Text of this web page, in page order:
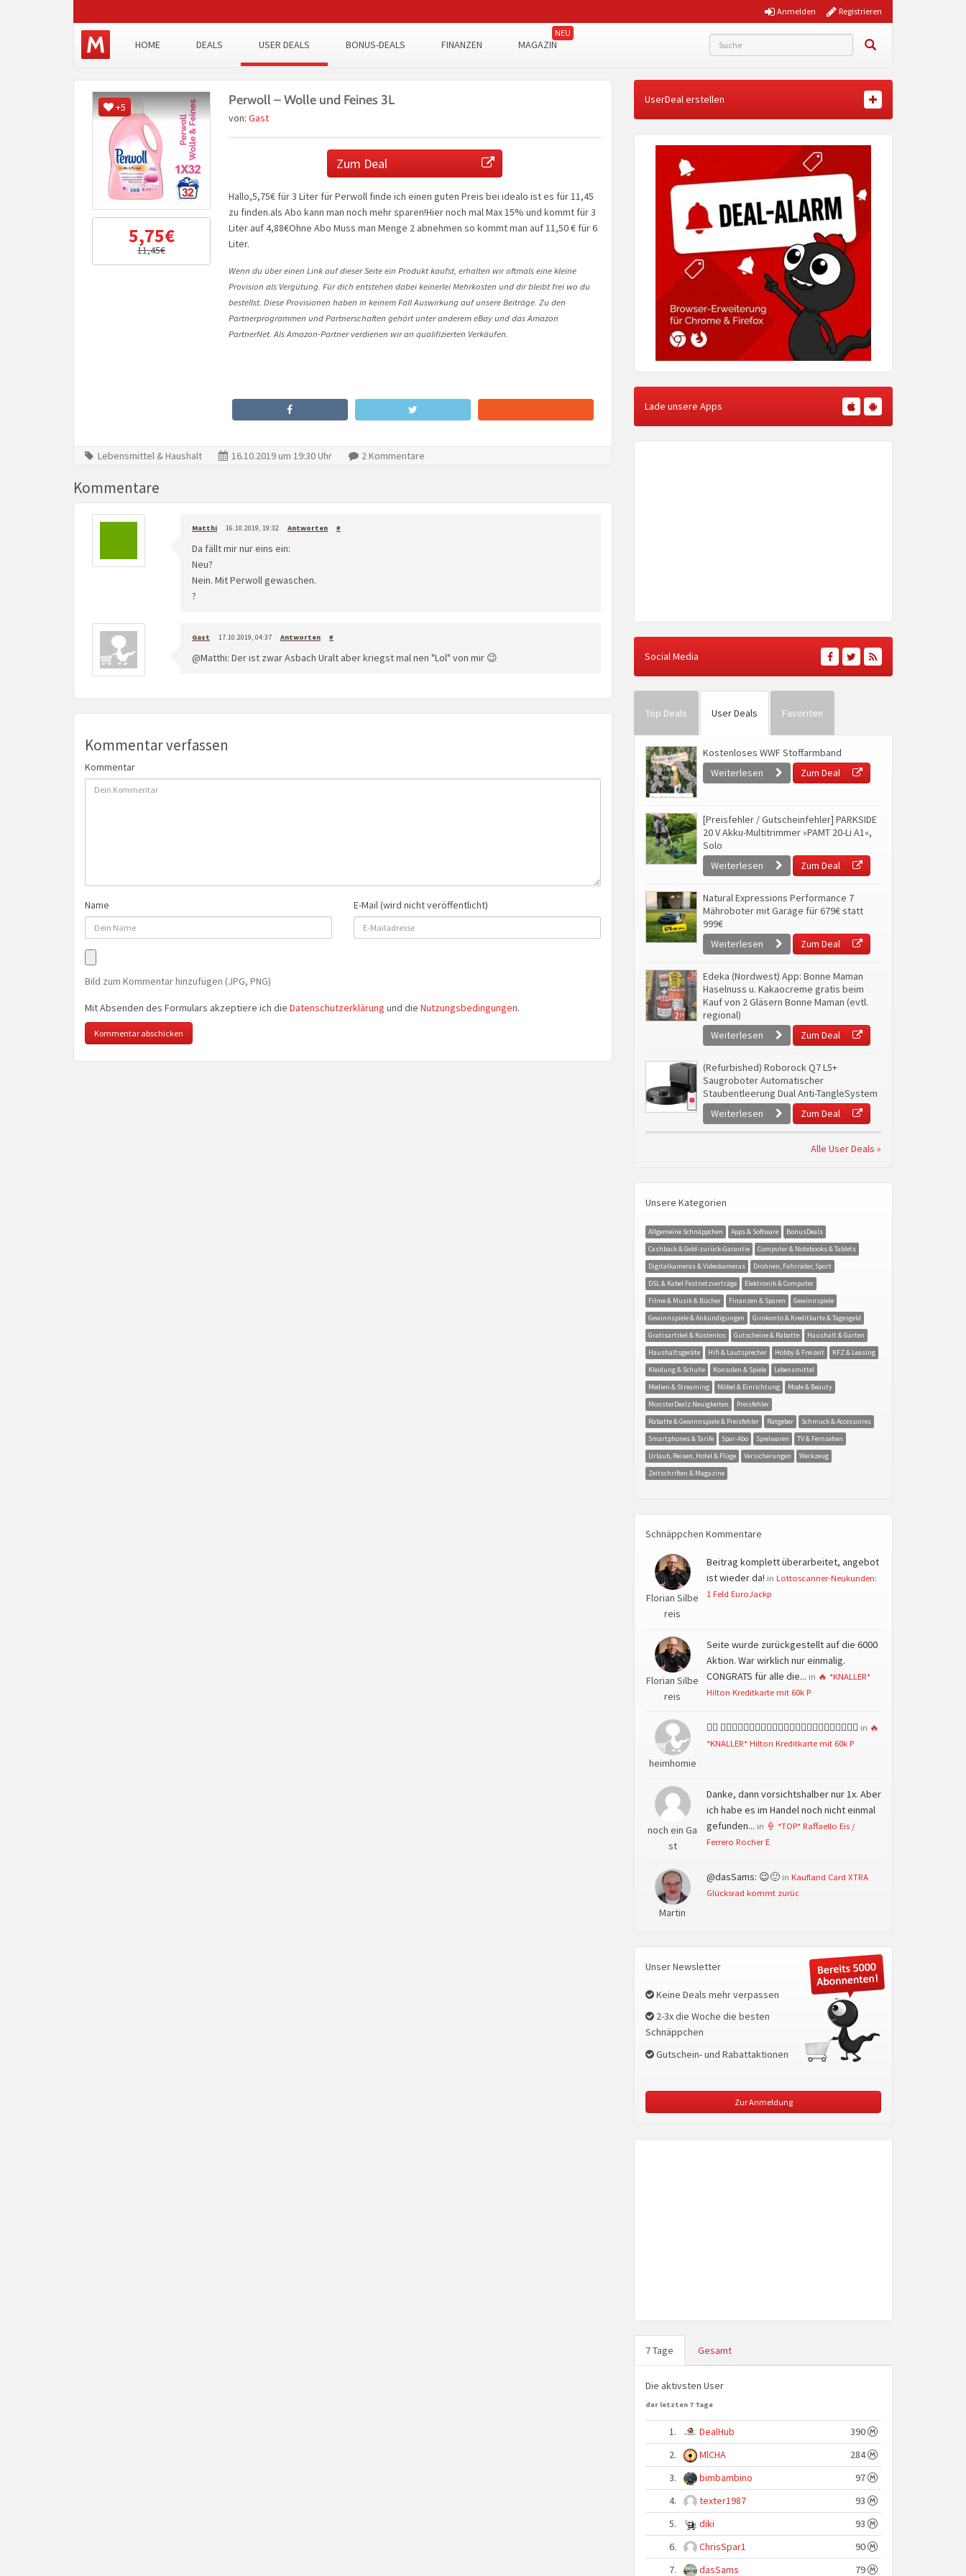
Registrieren
Anmelden
HOME DEALS USER DEALS BONUS-DEALS FINANZEN MAGAZIN
+5
5,75€
11,45€
Perwoll – Wolle und Feines 3L
von: Gast
Zum Deal
Hallo,5,75€ für 3 Liter für Perwoll finde ich einen guten Preis bei idealo ist es für 11,45
zu finden.als Abo kann man noch mehr sparen!Hier noch mal Max 15% und kommt für 3
Liter auf 4,88€Ohne Abo Muss man Menge 2 abnehmen so kommt man auf 11,50 € für 6
Liter.
Wenn du über einen Link auf dieser Seite ein Produkt kaufst, erhalten wir oftmals eine kleine
Provision als Vergütung. Für dich entstehen dabei keinerlei Mehrkosten und dir bleibt frei wo du
bestellst. Diese Provisionen haben in keinem Fall Auswirkung auf unsere Beiträge. Zu den
Partnerprogrammen und Partnerschaften gehört unter anderem eBay und das Amazon
PartnerNet. Als Amazon-Partner verdienen wir an qualifizierten Verkäufen.
Lebensmittel & Haushalt 16.10.2019 um 19:30 Uhr 2 Kommentare
Kommentare
Matthi 16.10.2019, 19:32 Antworten #
Da fällt mir nur eins ein:
Neu?
Nein. Mit Perwoll gewaschen.
?
Gast 17.10.2019, 04:37 Antworten #
@Matthi: Der ist zwar Asbach Uralt aber kriegst mal nen "Lol" von mir 😉
Kommentar verfassen
Kommentar
Name E-Mail (wird nicht veröffentlicht)
Bild zum Kommentar hinzufügen (JPG, PNG)
Mit Absenden des Formulars akzeptiere ich die Datenschutzerklärung und die Nutzungsbedingungen.
UserDeal erstellen
Lade unsere Apps
Social Media
Top Deals User Deals Favoriten
Kostenloses WWF Stoffarmband
Weiterlesen
Zum Deal
[Preisfehler / Gutscheinfehler] PARKSIDE
20 V Akku-Multitrimmer »PAMT 20-Li A1«,
Solo
Weiterlesen
Zum Deal
Natural Expressions Performance 7
Mähroboter mit Garage für 679€ statt
999€
Weiterlesen
Zum Deal
Edeka (Nordwest) App: Bonne Maman
Haselnuss u. Kakaocreme gratis beim
Kauf von 2 Gläsern Bonne Maman (evtl.
regional)
Weiterlesen
Zum Deal
(Refurbished) Roborock Q7 L5+
Saugroboter Automatischer
Staubentleerung Dual Anti-TangleSystem
Weiterlesen
Zum Deal
Alle User Deals »
Unsere Kategorien
Allgemeine Schnäppchen Apps & Software
BonusDeals
Cashback & Geld-zurück-Garantie
Computer & Notebooks & Tablets
Digitalkameras & Videokameras
Drohnen, Fahrräder, Sport
DSL & Kabel Festnetzverträge
Elektronik & Computer
Filme & Musik & Bücher
Finanzen & Sparen
Gewinnspiele
Gewinnspiele & Ankündigungen
Girokonto & Kreditkarte & Tagesgeld
Gratisartikel & Kostenlos
Gutscheine & Rabatte
Haushalt & Garten
Haushaltsgeräte
Hifi & Lautsprecher Hobby & Freizeit
KFZ & Leasing
Kleidung & Schuhe
Konsolen & Spiele
Lebensmittel
Medien & Streaming
Möbel & Einrichtung
Mode & Beauty
MonsterDealz Neuigkeiten
Preisfehler
Rabatte & Gewinnspiele & Preisfehler
Ratgeber
Schmuck & Accessoires
Smartphones & Tarife
Spar-Abo Spielwaren
TV & Fernsehen
Urlaub, Reisen, Hotel & Flüge
Versicherungen
Werkzeug
Zeitschriften & Magazine
Schnäppchen Kommentare
Florian Silbe
reis
Beitrag komplett überarbeitet, angebot
ist wieder da! in Lottoscanner-Neukunden:
1 Feld EuroJackp
Florian Silbe
reis
Seite wurde zurückgestellt auf die 6000
Aktion. War wirklich nur einmalig.
CONGRATS für alle die... in 🔥 *KNALLER*
Hilton Kreditkarte mit 60k P
heimhomie
👍🏻 👍🏻👍🏻👍🏻👍🏻👍🏻👍🏻👍🏻👍🏻👍🏻👍🏻👍🏻👍🏻 in 🔥
*KNALLER* Hilton Kreditkarte mit 60k P
noch ein Ga
st
Danke, dann vorsichtshalber nur 1x. Aber
ich habe es im Handel noch nicht einmal
gefunden... in 🍦 *TOP* Raffaello Eis /
Ferrero Rocher E
Martin
@dasSams: 😉🙂 in Kaufland Card XTRA
Glücksrad kommt zurüc
Unser Newsletter
Keine Deals mehr verpassen
2-3x die Woche die besten
Schnäppchen
Gutschein- und Rabattaktionen
Zur Anmeldung
7 Tage Gesamt
Die aktivsten User
der letzten 7 Tage
1. DealHub
390
2.
MlCHA
284
3.
bimbambino
97
4.
texter1987
93
5.
diki
93
6.
ChrisSpar1
90
7.
dasSams 79